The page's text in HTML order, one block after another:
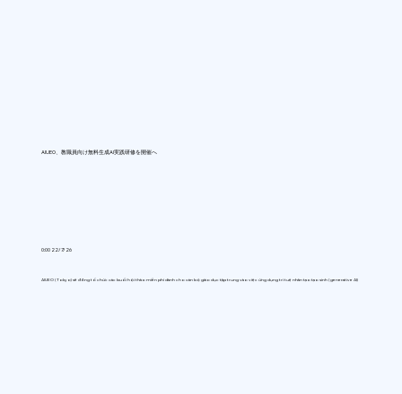
AIUEO、教職員向け無料生成AI実践研修を開催へ
0:00 22/7/26
AIUEO (Tokyo) sẽ đồng tổ chức các buổi hội thảo miễn phí dành cho cán bộ giáo dục tập trung vào việc ứng dụng trí tuệ nhân tạo tạo sinh (generative AI)